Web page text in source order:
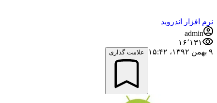
نرم افزار اندروید
admin
۱۶٬۱۳۱
۹ بهمن ۱۳۹۲،‏ ۱۵:۴۲
علامت گذاری